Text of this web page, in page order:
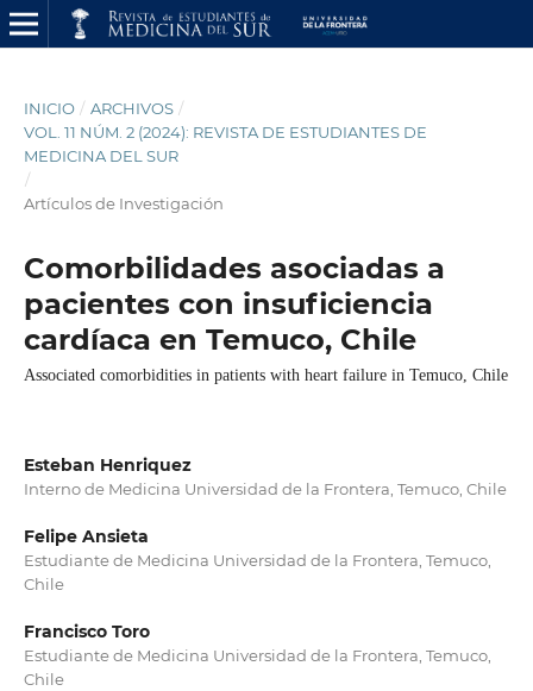
INICIO / ARCHIVOS /
VOL. 11 NÚM. 2 (2024): REVISTA DE ESTUDIANTES DE
MEDICINA DEL SUR
/
Artículos de Investigación
Comorbilidades asociadas a
pacientes con insuficiencia
cardíaca en Temuco, Chile
Associated comorbidities in patients with heart failure in Temuco, Chile
Esteban Henriquez
Interno de Medicina Universidad de la Frontera, Temuco, Chile
Felipe Ansieta
Estudiante de Medicina Universidad de la Frontera, Temuco,
Chile
Francisco Toro
Estudiante de Medicina Universidad de la Frontera, Temuco,
Chile